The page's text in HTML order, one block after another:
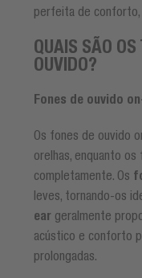
perfeita de conforto,
QUAIS SÃO OS
OUVIDO?
Fones de ouvido
Os fones de ouvido
orelhas, enquanto
completamente. Os
leves, tornando-os
ear geralmente
acústico e conforto
prolongadas.